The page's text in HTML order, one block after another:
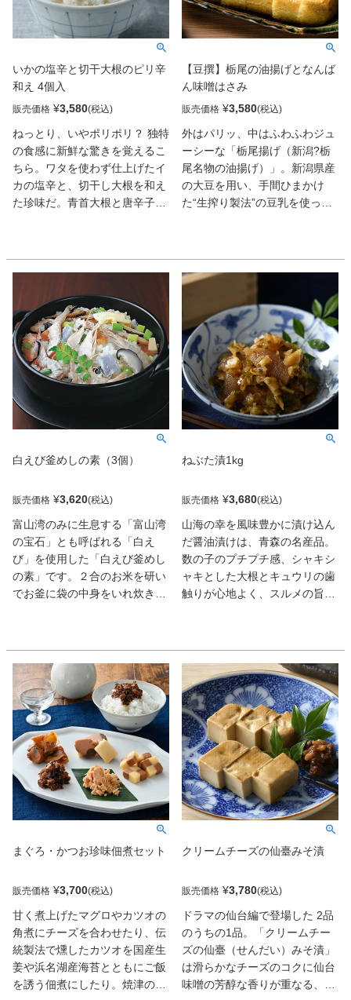
く・美味しく」という名店のこ
だわりが詰まった逸品を、ぜひ
い。
いかの塩辛と切干大根のピリ辛
和え 4個入
販売価格 ¥3,580
ねっとり、いやポリポリ？ 独特
の食感に新鮮な驚きを覚えるこ
ちら。ワタを使わず仕上げたイ
カの塩辛と、切干し大根を和え
た珍味だ。青首大根と唐辛子の
む。
【豆撰】栃尾の油揚げとなんば
ん味噌はさみ
販売価格 ¥3,580
外はパリッ、中はふわふわジュ
ーシーな「栃尾揚げ（新潟?栃
尾名物の油揚げ）」。新潟県産
の大豆を用い、手間ひまかけ
た“生搾り製法”の豆乳を使った
なんばん味噌をはさんだ数量限
定品をセットでお届け。
白えび釜めしの素（3個）
販売価格 ¥3,620
富山湾のみに生息する「富山湾
の宝石」とも呼ばれる「白え
び」を使用した「白えび釜めし
の素」です。２合のお米を研い
でお釜に袋の中身をいれ炊き上
ねぶた漬1kg
販売価格 ¥3,680
山海の幸を風味豊かに漬け込ん
だ醤油漬けは、青森の名産品。
数の子のプチプチ感、シャキシ
ャキとした大根とキュウリの歯
触りが心地よく、スルメの旨み
まぐろ・かつお珍味佃煮セット
販売価格 ¥3,700
甘く煮上げたマグロやカツオの
角煮にチーズを合わせたり、伝
統製法で燻したカツオを国産生
姜や浜名湖産海苔とともにご飯
を誘う佃煮にしたり。焼津の水
クリームチーズの仙臺みそ漬
販売価格 ¥3,780
ドラマの仙台編で登場した 2品
のうちの1品。「クリームチー
ズの仙臺（せんだい）みそ漬」
は滑らかなチーズのコクに仙台
味噌の芳醇な香りが重なる、な